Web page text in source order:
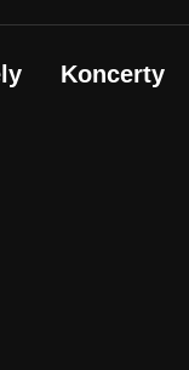
Koncerty